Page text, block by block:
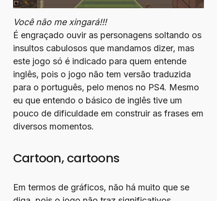
Você não me xingará!!!
É engraçado ouvir as personagens soltando os
insultos cabulosos que mandamos dizer, mas
este jogo só é indicado para quem entende
inglês, pois o jogo não tem versão traduzida
para o português, pelo menos no PS4. Mesmo
eu que entendo o básico de inglês tive um
pouco de dificuldade em construir as frases em
diversos momentos.
Cartoon, cartoons
Em termos de gráficos, não há muito que se